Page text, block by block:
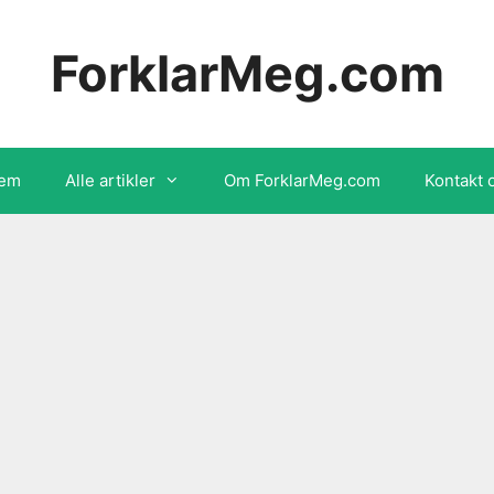
ForklarMeg.com
Alle artikler Om ForklarMeg.com Kontakt